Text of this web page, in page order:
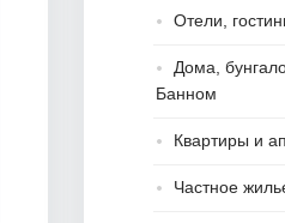
Отели,
Дома,
Банном
Квартиры и
Частное